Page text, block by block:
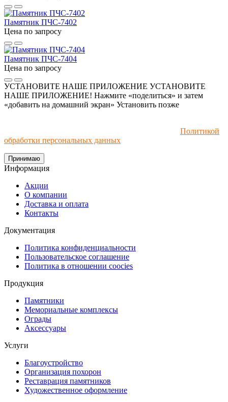
Памятник ПЧС-7402
Цена по запросу
Памятник ПЧС-7404
Цена по запросу
УСТАНОВИТЕ НАШЕ ПРИЛОЖЕНИЕ УСТАНОВИТЕ
НАШЕ ПРИЛОЖЕНИЕ! Нажмите «поделиться» и затем
«добавить на домашний экран» Установить позже
Политикой
обработки персональных данных
Принимаю
Информация
Акции
О компании
Доставка и оплата
Контакты
Документация
Политика конфиденциальности
Пользовательское соглашение
Политика в отношении coocies
Продукция
Памятники
Мемориальные комплексы
Ограды
Аксессуары
Услуги
Благоустройство
Организация похорон
Реставрация памятников
Художественное оформление